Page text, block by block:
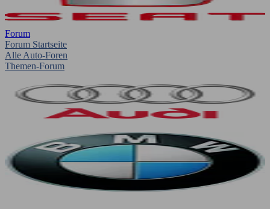
Forum
Forum Startseite
Alle Auto-Foren
Themen-Forum